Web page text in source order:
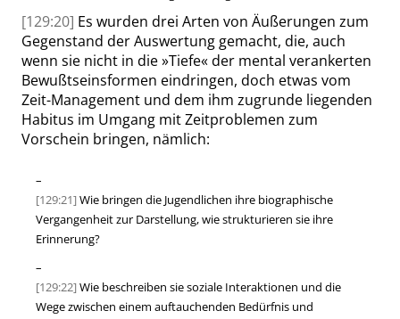
[129:20] Es wurden drei Arten von Äußerungen zum
Gegenstand der Auswertung gemacht, die, auch
wenn sie nicht in die»Tiefe«der mental verankerten
Bewußtseinsformen eindringen, doch etwas vom
Zeit-Management und dem ihm zugrunde liegenden
Habitus im Umgang mit Zeitproblemen zum
Vorschein bringen, nämlich:
–
[129:21]Wie bringen die Jugendlichen ihre biographische
Vergangenheit zur Darstellung, wie strukturieren sie ihre
Erinnerung?
–
[129:22]Wie beschreiben sie soziale Interaktionen und die
Wege zwischen einem auftauchenden Bedürfnis und